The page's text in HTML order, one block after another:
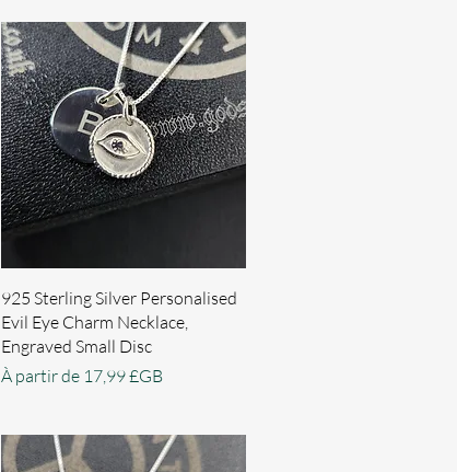
Aperçu rapide
925 Sterling Silver Personalised
Evil Eye Charm Necklace,
Engraved Small Disc
À partir de 17,99 £GB
Prix promotionnel